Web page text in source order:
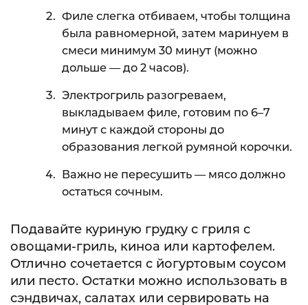
Филе слегка отбиваем, чтобы толщина
была равномерной, затем маринуем в
смеси минимум 30 минут (можно
дольше — до 2 часов).
Электрогриль разогреваем,
выкладываем филе, готовим по 6–7
минут с каждой стороны до
образования легкой румяной корочки.
Важно не пересушить — мясо должно
остаться сочным.
Подавайте куриную грудку с гриля с
овощами-гриль, киноа или картофелем.
Отлично сочетается с йогуртовым соусом
или песто. Остатки можно использовать в
сэндвичах, салатах или сервировать на